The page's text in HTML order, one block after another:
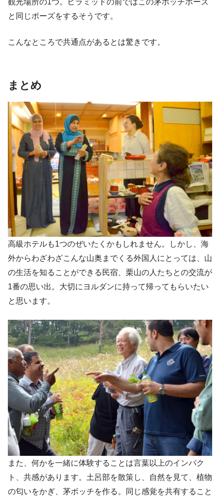
と同じポーズをするそうです。
こんなところで共通点があるとは驚きです。
まとめ
高級ホテルも1つのぜいたくかもしれません。しかし、海
外からわざわざこんな山奥までくる外国人にとっては、山
の生活を知ることができる民宿、栗山の人たちとの交流が
1番の思い出。大切にヨルダンに持って帰ってもらいたい
と思います。
また、何かを一緒に体験することは言葉以上のインパク
ト、共感があります。土呂部を散策し、自然を見て、植物
の匂いをかぎ、茅ボッチを作る。同じ感覚を共有すること